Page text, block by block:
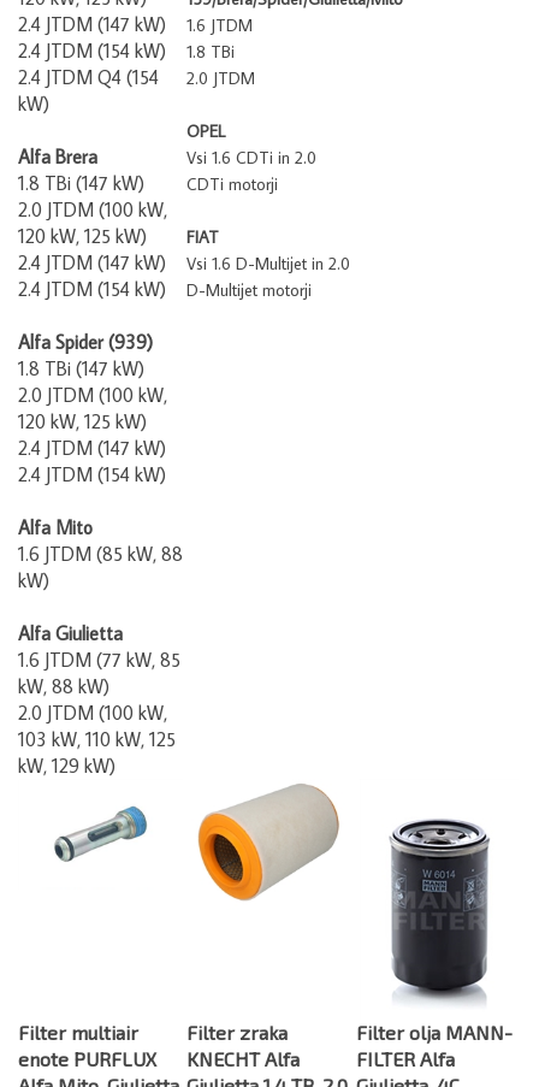
2.4 JTDM (147 kW)
2.4 JTDM (154 kW)
2.4 JTDM Q4 (154
kW)
Alfa Brera
1.8 TBi (147 kW)
2.0 JTDM (100 kW,
120 kW, 125 kW)
2.4 JTDM (147 kW)
2.4 JTDM (154 kW)
Alfa Spider (939)
1.8 TBi (147 kW)
2.0 JTDM (100 kW,
120 kW, 125 kW)
2.4 JTDM (147 kW)
2.4 JTDM (154 kW)
Alfa Mito
1.6 JTDM (85 kW, 88
kW)
Alfa Giulietta
1.6 JTDM (77 kW, 85
kW, 88 kW)
2.0 JTDM (100 kW,
103 kW, 110 kW, 125
kW, 129 kW)
1.6 JTDM
1.8 TBi
2.0 JTDM
OPEL
Vsi 1.6 CDTi in 2.0
CDTi motorji
FIAT
Vsi 1.6 D-Multijet in 2.0
D-Multijet motorji
Filter multiair
enote PURFLUX
Alfa Mito, Giulietta
Filter zraka
KNECHT Alfa
Giulietta 1.4 TB, 2.0
Filter olja MANN-
FILTER Alfa
Giulietta, 4C